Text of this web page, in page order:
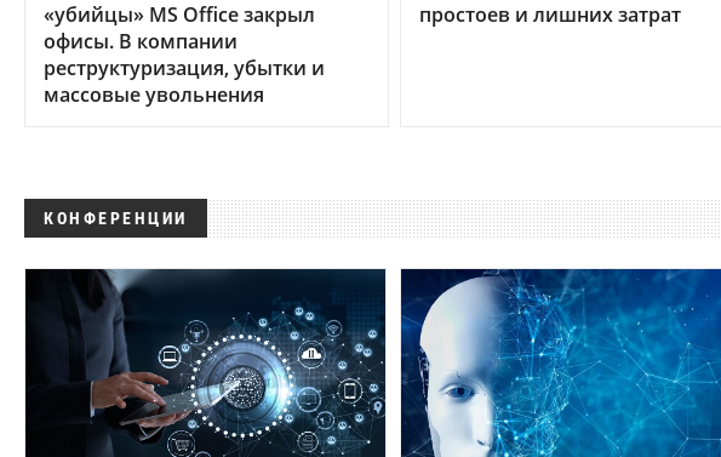
«убийцы» MS Office закрыл
офисы. В компании
реструктуризация, убытки и
массовые увольнения
простоев и лишних затрат
КОНФЕРЕНЦИИ